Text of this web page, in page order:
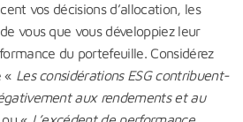
vos décisions d’allocation, les
vous que vous développiez leur
du portefeuille. Considérez
« Les considérations ESG contribuent-
aux rendements et au